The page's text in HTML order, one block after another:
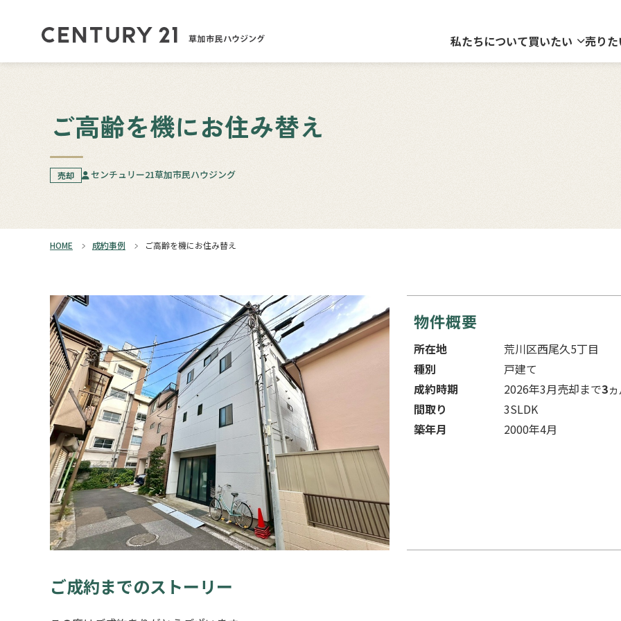
私たちについて買いたい 売り
ご高齢を機にお住み替え
売却 センチュリー21草加市民ハウジング
HOME 成約事例 ご高齢を機にお住み替え
物件概要
所在地
荒川区西尾久5丁目
種別
戸建て
成約時期
2026年3月売却まで3
間取り
3SLDK
築年月
2000年4月
ご成約までのストーリー